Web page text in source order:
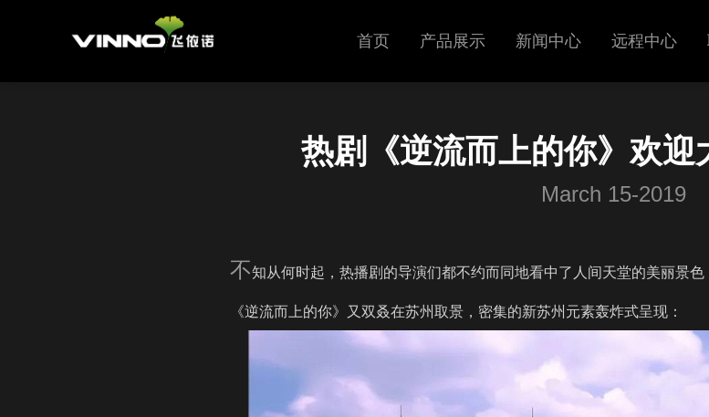
首页 产品展示
呼吸机
新闻中心
新闻中心
远程中心
热剧《逆流而上的你》欢迎
March 15-2019
不知从何时起，热播剧的导演们都不约而同地看中了人间天堂的美丽景
《逆流而上的你》又双叒在苏州取景，密集的新苏州元素轰炸式呈现：